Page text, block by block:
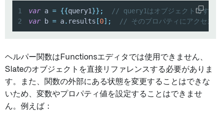
1 var a = {{query1}} ;
// query1はオブジェクトです。
2
var b = a. results [0] ; // そのプロパティにアクセス
ヘルパー関数はFunctionsエディタでは使用できません、
Slateのオブジェクトを直接リファレンスする必要がありま
す。また、関数の外部にある状態を変更することはできな
いため、変数やプロパティ値を設定することはできませ
ん。例えば：